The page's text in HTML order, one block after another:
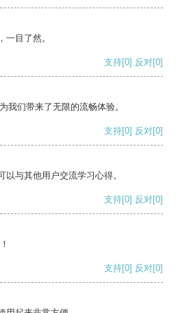
目了然。
支持[0] 反对[0]
我们带来了无限的流畅体验。
支持[0] 反对[0]
与其他用户交流学习心得。
支持[0] 反对[0]
支持[0] 反对[0]